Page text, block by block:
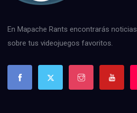
En Mapache Rants encontrarás
sobre tus videojuegos favoritos.